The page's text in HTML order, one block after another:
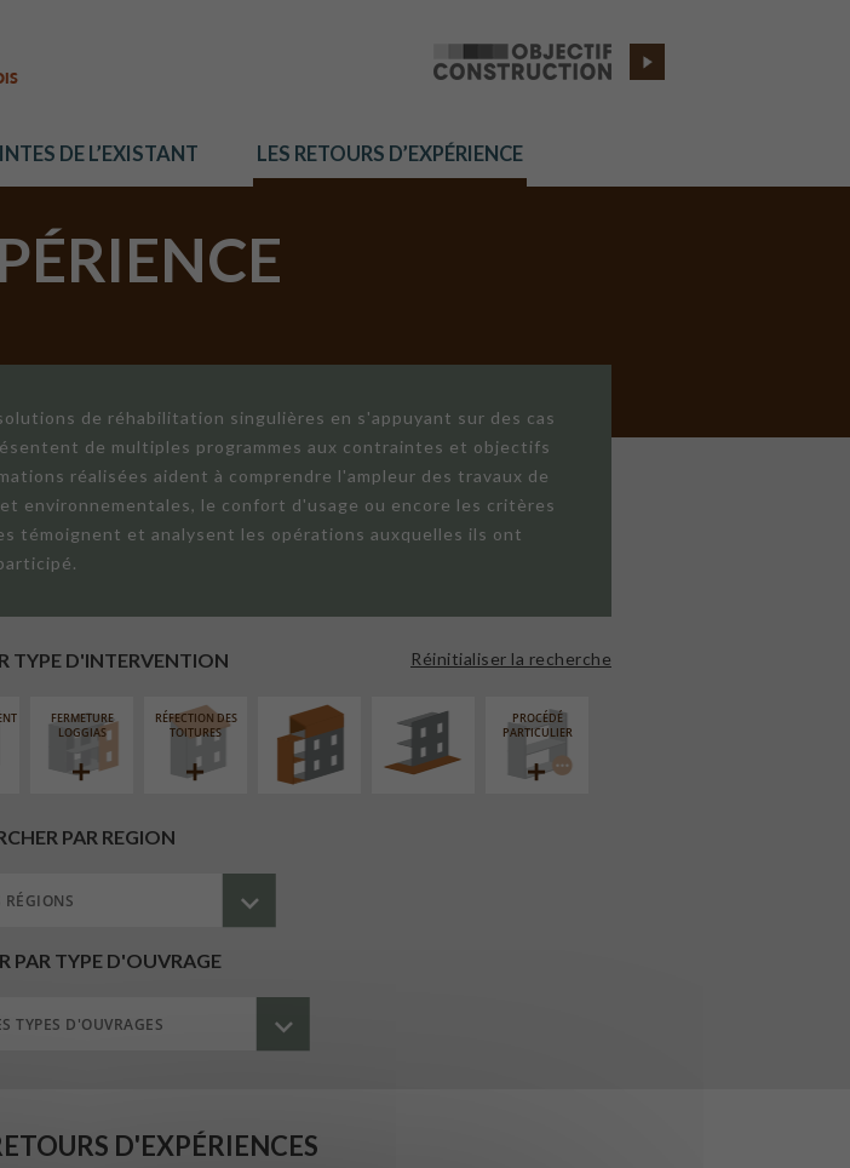
DE L’EXISTANT LES RETOURS D’EXPÉRIENCE
de réhabilitation singulières en s'appuyant sur des cas
de multiples programmes aux contraintes et objectifs
réalisées aident à comprendre l'ampleur des travaux de
environnementales, le confort d'usage ou encore les critères
témoignent et analysent les opérations auxquelles ils ont
TYPE D'INTERVENTION Réinitialiser la recherche
FERMETURE
LOGGIAS
RÉFECTION DES
TOITURES
PROCÉDÉ
PARTICULIER
PAR REGION
PAR TYPE D'OUVRAGE
D'EXPÉRIENCES